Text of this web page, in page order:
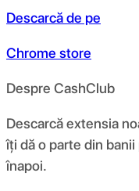
Descarcă de pe
Chrome store
Despre CashClub
Descarcă extensia
îți dă o parte din
înapoi.